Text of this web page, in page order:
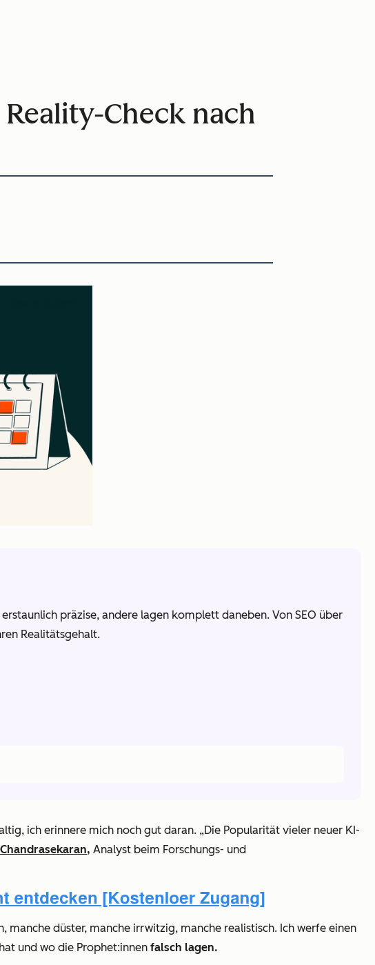
Check nach
präzise, andere lagen komplett daneben. Von SEO über
Realitätsgehalt.
ich erinnere mich noch gut daran. „Die Popularität vieler neuer KI-
Analyst beim Forschungs- und
manche düster, manche irrwitzig, manche realistisch. Ich werfe einen
hat und wo die Prophet:innen falsch lagen.